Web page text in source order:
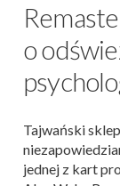
o
Tajwański
jednej z kart